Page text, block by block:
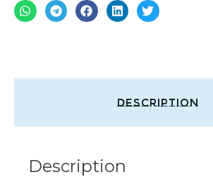
Description
Description